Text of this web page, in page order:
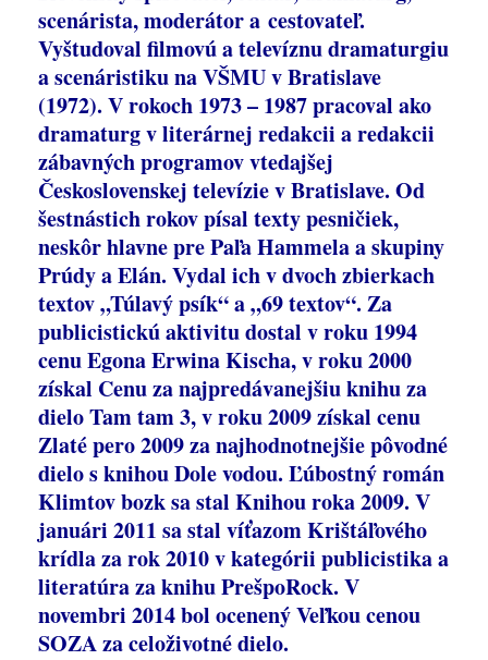
scenárista, moderátor a cestovateľ.
Vyštudoval filmovú a televíznu dramaturgiu
a scenáristiku na VŠMU v Bratislave
(1972). V rokoch 1973 – 1987 pracoval ako
dramaturg v literárnej redakcii a redakcii
zábavných programov vtedajšej
Československej televízie v Bratislave. Od
šestnástich rokov písal texty pesničiek,
neskôr hlavne pre Paľa Hammela a skupiny
Prúdy a Elán. Vydal ich v dvoch zbierkach
textov „Túlavý psík“ a „69 textov“. Za
publicistickú aktivitu dostal v roku 1994
cenu Egona Erwina Kischa, v roku 2000
získal Cenu za najpredávanejšiu knihu za
dielo Tam tam 3, v roku 2009 získal cenu
Zlaté pero 2009 za najhodnotnejšie pôvodné
dielo s knihou Dole vodou. Ľúbostný román
Klimtov bozk sa stal Knihou roka 2009. V
januári 2011 sa stal víťazom Krištáľového
krídla za rok 2010 v kategórii publicistika a
literatúra za knihu PrešpoRock. V
novembri 2014 bol ocenený Veľkou cenou
SOZA za celoživotné dielo.